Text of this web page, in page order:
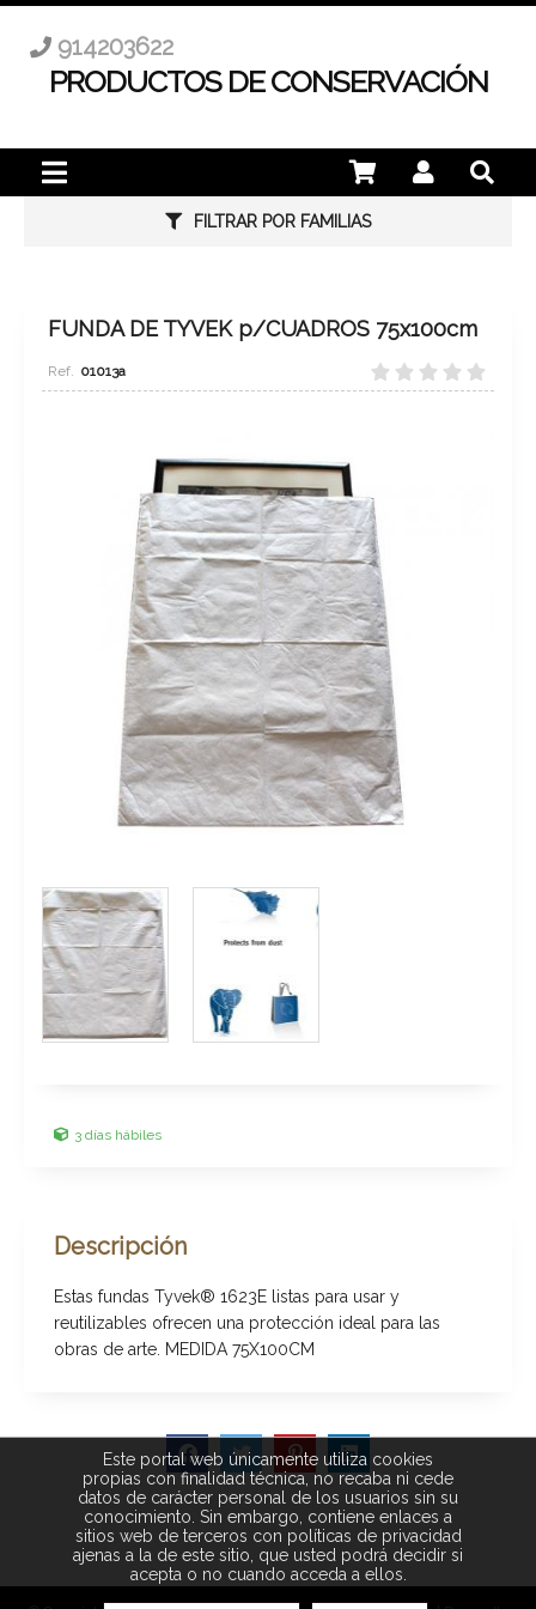
PRODUCTOS DE CONSERVACIÓN
914203622
FILTRAR POR FAMILIAS
FUNDA DE TYVEK p/CUADROS 75x100cm
01013a
3 días hábiles
Descripción
Estas fundas Tyvek® 1623E listas para usar y
reutilizables ofrecen una protección ideal para las
obras de arte. MEDIDA 75X100CM
Este portal web únicamente utiliza cookies
propias con finalidad técnica, no recaba ni cede
datos de carácter personal de los usuarios sin su
conocimiento. Sin embargo, contiene enlaces a
sitios web de terceros con políticas de privacidad
ajenas a la de este sitio, que usted podrá decidir si
acepta o no cuando acceda a ellos.